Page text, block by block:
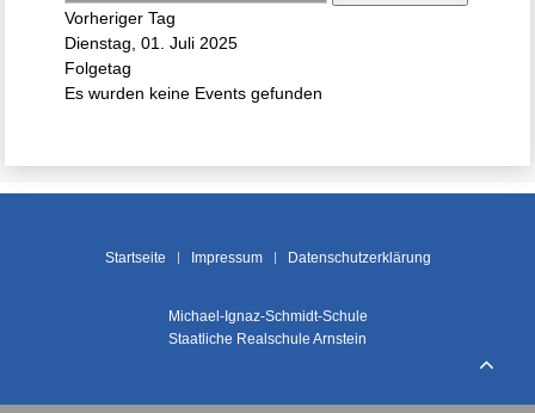
Vorheriger Tag
Dienstag, 01. Juli 2025
Folgetag
Es wurden keine Events gefunden
Startseite Impressum Datenschutzerklärung
Michael-Ignaz-Schmidt-Schule
Staatliche Realschule Arnstein